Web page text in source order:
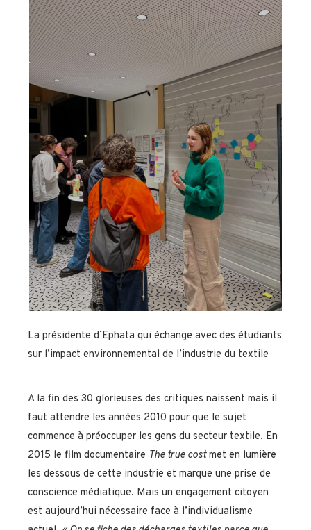
La présidente d’Ephata qui échange avec des étudiants
sur l’impact environnemental de l’industrie du textile
A la fin des 30 glorieuses des critiques naissent mais il
faut attendre les années 2010 pour que le sujet
commence à préoccuper les gens du secteur textile. En
2015 le film documentaire The true costmet en lumière
les dessous de cette industrie et marque une prise de
conscience médiatique. Mais un engagement citoyen
est aujourd’hui nécessaire face à l’individualisme